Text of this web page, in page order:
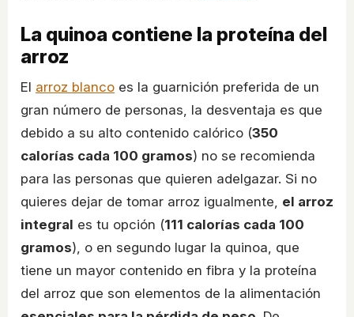
La quinoa contiene la proteína del
arroz
El arroz blanco es la guarnición preferida de un
gran número de personas, la desventaja es que
debido a su alto contenido calórico (350
calorías cada 100 gramos) no se recomienda
para las personas que quieren adelgazar. Si no
quieres dejar de tomar arroz igualmente, el arroz
integral es tu opción (111 calorías cada 100
gramos), o en segundo lugar la quinoa, que
tiene un mayor contenido en fibra y la proteína
del arroz que son elementos de la alimentación